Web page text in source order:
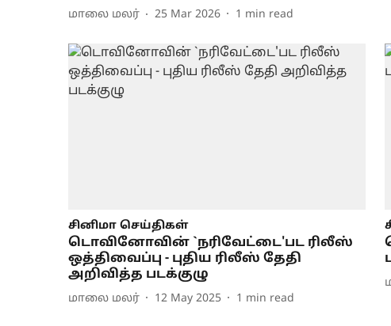
மாலை மலர் 25 Mar 2026 1 min read
சினிமா செய்திகள்
டொவினோவின் `நரிவேட்டை'பட ரிலீஸ்
ஒத்திவைப்பு - புதிய ரிலீஸ் தேதி
அறிவித்த படக்குழு
மாலை மலர் 12 May 2025 1 min read